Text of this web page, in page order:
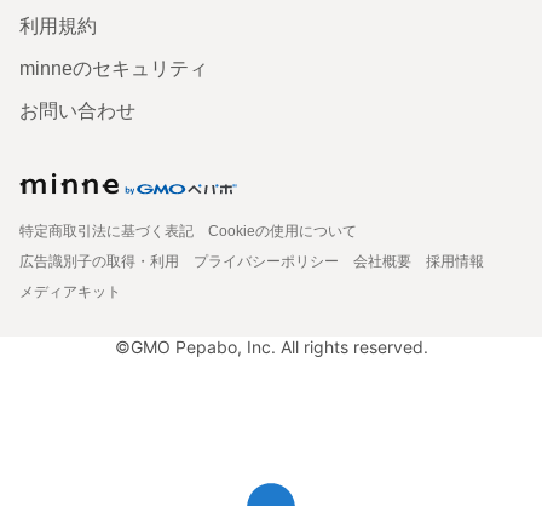
利用規約
minneのセキュリティ
お問い合わせ
特定商取引法に基づく表記
Cookieの使用について
広告識別子の取得・利用
プライバシーポリシー 会社概要
採用情報
メディアキット
©GMO Pepabo, Inc. All rights reserved.